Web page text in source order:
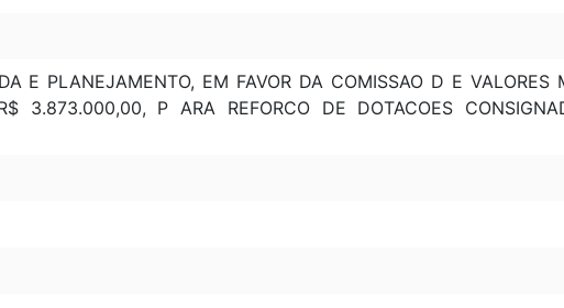
E PLANEJAMENTO, EM FAVOR DA COMISSAO D E VALORES
3.873.000,00, P ARA REFORCO DE DOTACOES